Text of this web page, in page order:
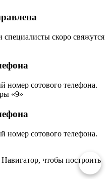
скоро свяжутся
номер сотового телефона.
«9»
номер сотового телефона.
чтобы построить